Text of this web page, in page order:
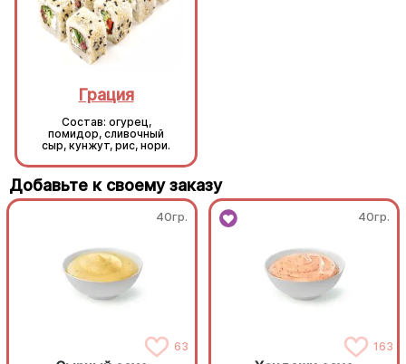
Грация
Состав: огурец,
помидор, сливочный
сыр, кунжут, рис, нори.
Добавьте к своему заказу
40гр.
63
40гр.
163